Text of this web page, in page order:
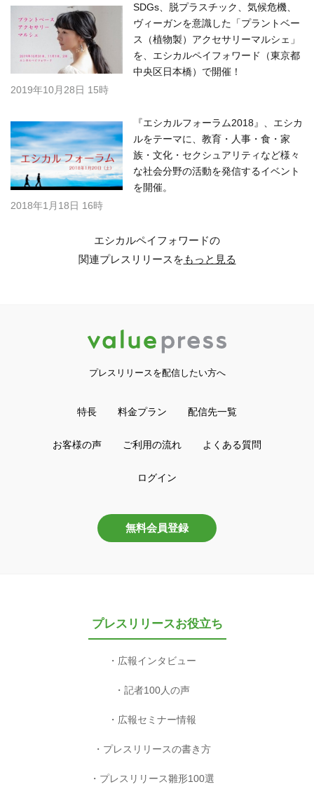
SDGs、脱プラスチック、気候危機、
ヴィーガンを意識した「プラントベー
ス（植物製）アクセサリーマルシェ」
を、エシカルペイフォワード（東京都
中央区日本橋）で開催！
2019年10月28日 15時
『エシカルフォーラム2018』、エシカ
ルをテーマに、教育・人事・食・家
族・文化・セクシュアリティなど様々
な社会分野の活動を発信するイベント
を開催。
2018年1月18日 16時
エシカルペイフォワードの
関連プレスリリースをもっと見る
プレスリリースを配信したい方へ
特長 料金プラン 配信先一覧
お客様の声 ご利用の流れ よくある質問
ログイン
無料会員登録
プレスリリースお役立ち
広報インタビュー
記者100人の声
広報セミナー情報
プレスリリースの書き方
プレスリリース雛形100選